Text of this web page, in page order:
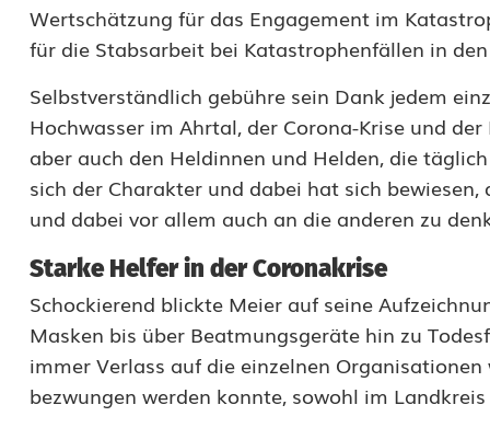
d
r
C
h
r
a
k
t
Wertschätzung für das Engagement im
für die Stabsarbeit bei Katastrophenfällen in
Selbstverständlich gebühre sein Dank jedem
Hochwasser im Ahrtal, der Corona-Krise und
aber auch den Heldinnen und Helden, die
sich der Charakter und dabei hat sich
und dabei vor allem auch an die anderen zu
Starke Helfer in der Coronakrise
Schockierend blickte Meier auf seine
Masken bis über Beatmungsgeräte hin zu
immer Verlass auf die einzelnen
bezwungen werden konnte, sowohl im